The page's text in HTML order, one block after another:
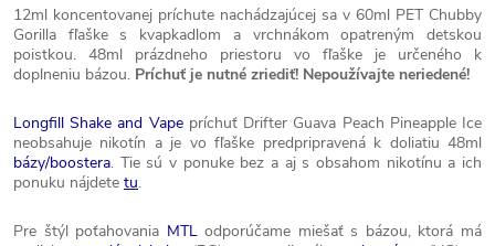
12ml koncentovanej príchute nachádzajúcej sa v 60ml PET Chubby
Gorilla fľaške s kvapkadlom a vrchnákom opatreným detskou
poistkou. 48ml prázdneho priestoru vo fľaške je určeného k
doplneniu bázou. Príchuť je nutné zriediť! Nepoužívajte neriedené!
Longfill Shake and Vapepríchuť Drifter Guava Peach Pineapple Ice
neobsahuje nikotín a je vo fľaške predpripravená k doliatiu 48ml
bázy/boostera. Tie sú v ponuke bez a aj s obsahom nikotínu a ich
ponuku nájdete tu.
Pre štýl poťahovania MTLodporúčame miešať s bázou, ktorá má